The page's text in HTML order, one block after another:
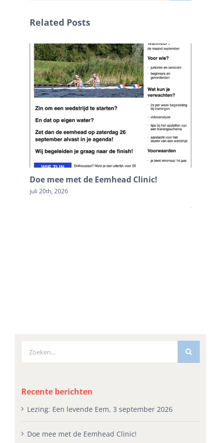
Related Posts
Doe mee met de Eemhead Clinic!
juli 20th, 2026
Zoeken
Recente berichten
Lezing: Een levende Eem, 3 september 2026
Doe mee met de Eemhead Clinic!